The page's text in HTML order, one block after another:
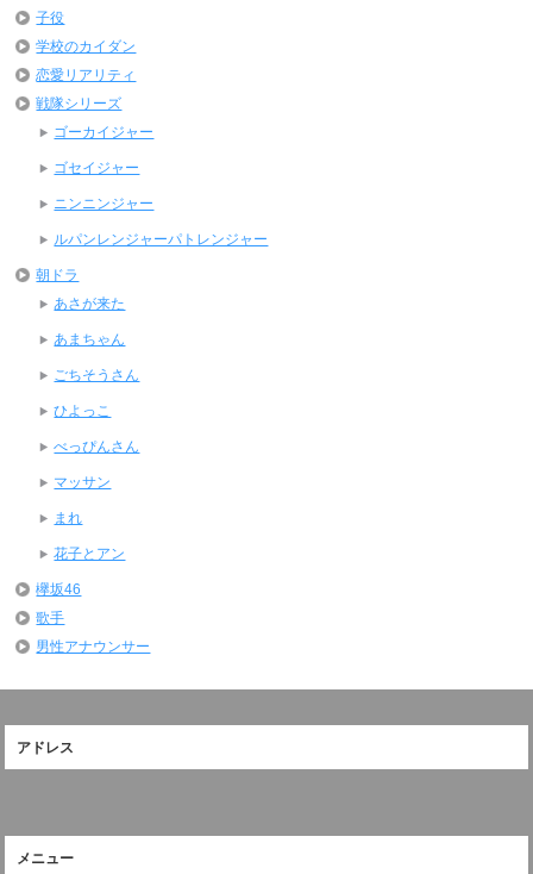
子役
学校のカイダン
恋愛リアリティ
戦隊シリーズ
ゴーカイジャー
ゴセイジャー
ニンニンジャー
ルパンレンジャーパトレンジャー
朝ドラ
あさが来た
あまちゃん
ごちそうさん
ひよっこ
べっぴんさん
マッサン
まれ
花子とアン
欅坂46
歌手
男性アナウンサー
アドレス
メニュー